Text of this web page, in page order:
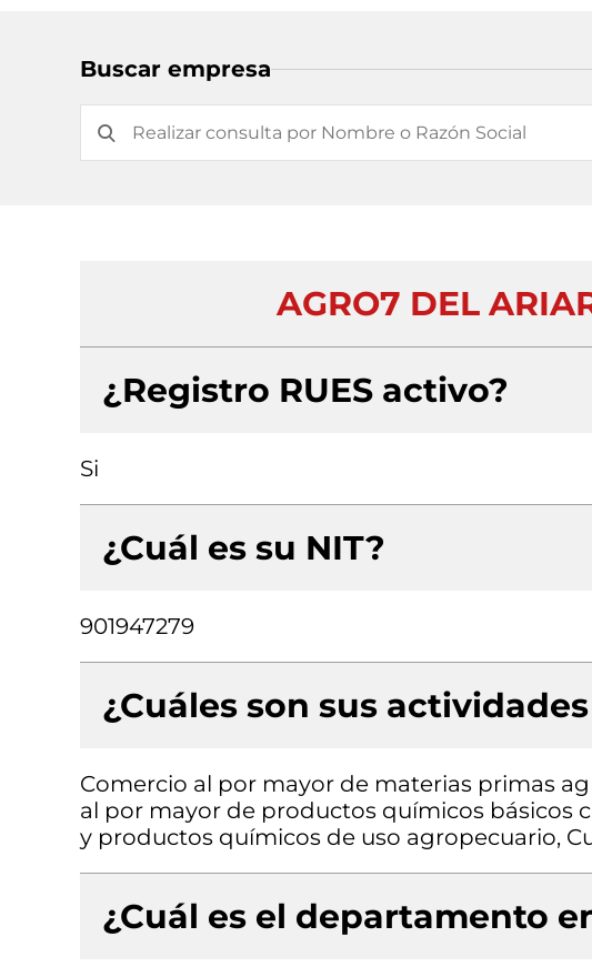
Buscar empresa
AGRO7 DEL
¿Registro RUES activo?
Si
¿Cuál es su NIT?
901947279
¿Cuáles son sus
Comercio al por mayor de materias primas
al por mayor de productos químicos básicos
y productos químicos de uso agropecuario,
¿Cuál es el departamento